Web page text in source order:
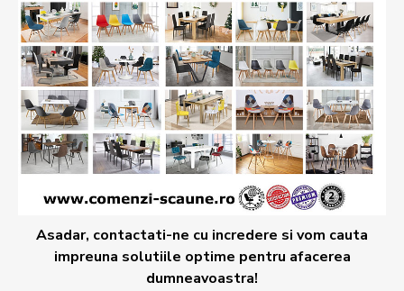
Asadar, contactati-ne cu incredere si vom cauta
impreuna solutiile optime pentru afacerea
dumneavoastra!